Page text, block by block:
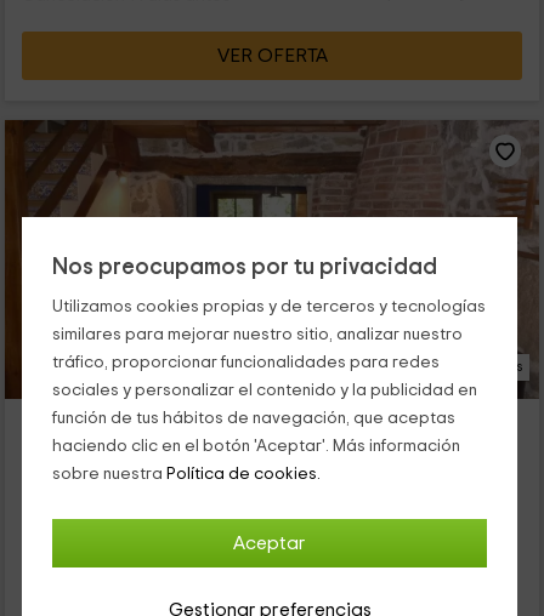
Nos preocupamos por tu privacidad
Utilizamos cookies propias y de terceros y tecnologías
similares para mejorar nuestro sitio, analizar nuestro
tráfico, proporcionar funcionalidades para redes
sociales y personalizar el contenido y la publicidad en
función de tus hábitos de navegación, que aceptas
haciendo clic en el botón 'Aceptar'. Más información
sobre nuestra Política de cookies.
Aceptar
Gestionar preferencias
VER OFERTA
24 Fotos
El Corral del Cura
Alojamiento ubicado a 2.1km de El Rehoyo
La Aldehuela, Ávila
2 habitaciones
5 personas
2 baños